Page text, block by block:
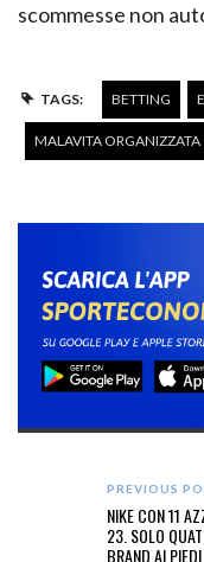
scommesse non
TAGS: BETTING
MALAVITA ORGANIZZATA
PREVIOUS
NIKE CON 11
23. SOLO
BRAND AI